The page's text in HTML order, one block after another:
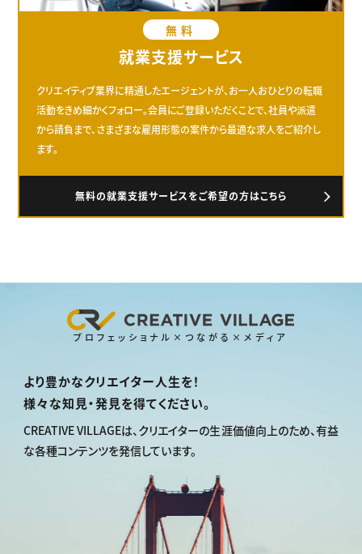
無料
就業支援サービス
クリエイティブ業界に精通したエージェントが、お一人おひとりの転職
活動をきめ細かくフォロー。会員にご登録いただくことで、社員や派遣
から請負まで、さまざまな雇用形態の案件から最適な求人をご紹介し
ます。
無料の就業支援サービスをご希望の方はこちら
プロフェッショナル×つながる×メディア
より豊かなクリエイター人生を！
様々な知見・発見を得てください。
CREATIVE VILLAGEは、 クリエイターの生涯価値向上のため、有益
な各種コンテンツを発信しています。